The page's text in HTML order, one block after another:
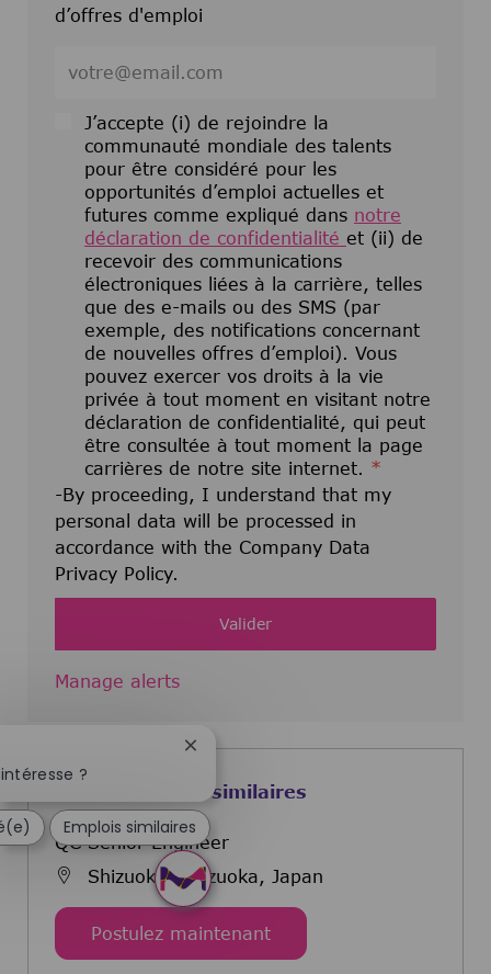
d’offres d'emploi
J’accepte (i) de rejoindre la
communauté mondiale des talents
pour être considéré pour les
opportunités d’emploi actuelles et
futures comme expliqué dans notre
déclaration de confidentialité et (ii) de
recevoir des communications
électroniques liées à la carrière, telles
que des e-mails ou des SMS (par
exemple, des notifications concernant
de nouvelles offres d’emploi). Vous
pouvez exercer vos droits à la vie
privée à tout moment en visitant notre
déclaration de confidentialité, qui peut
être consultée à tout moment la page
carrières de notre site internet. *
-By proceeding, I understand that my
personal data will be processed in
accordance with the Company Data
Privacy Policy.
Valider
Manage alerts
Offres d'emploi similaires
QC Senior Engineer
Shizuoka, Shizuoka, Japan
Postulez maintenantQC Senior Engineer
?
Fermer la notification du chatbot
Emplois similaires